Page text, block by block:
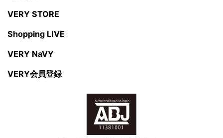
VERY STORE
Shopping LIVE
VERY NaVY
VERY会員登録